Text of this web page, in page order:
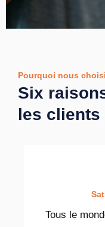
Pourquoi nous
Six
les
Tous le